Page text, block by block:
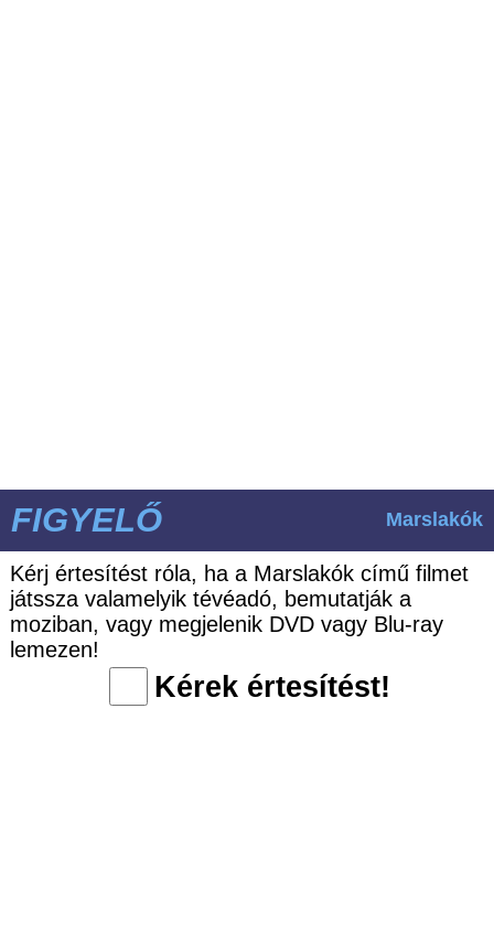
FIGYELŐ Marslakók
Kérj értesítést róla, ha a Marslakók című filmet
játssza valamelyik tévéadó, bemutatják a
moziban, vagy megjelenik DVD vagy Blu-ray
lemezen!
Kérek értesítést!